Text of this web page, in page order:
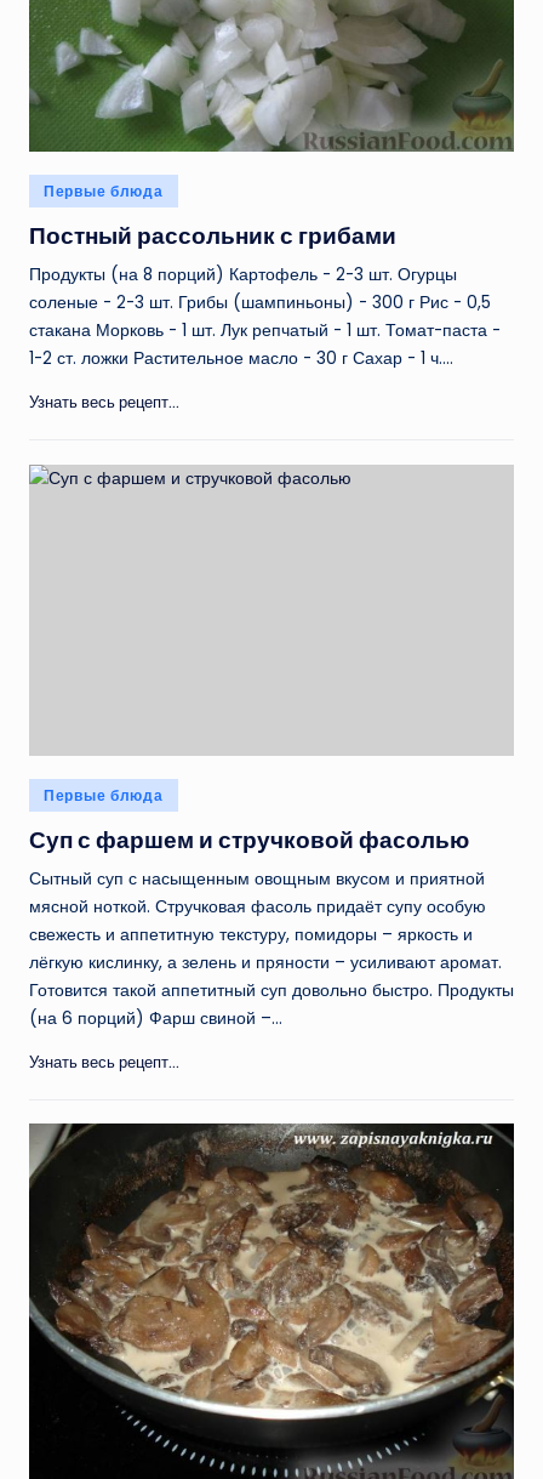
Опубликовано
в
Первые блюда
Постный рассольник с грибами
Продукты (на 8 порций) Картофель - 2-3 шт. Огурцы
соленые - 2-3 шт. Грибы (шампиньоны) - 300 г Рис - 0,5
стакана Морковь - 1 шт. Лук репчатый - 1 шт. Томат-паста -
1-2 ст. ложки Растительное масло - 30 г Сахар - 1 ч.…
Узнать весь рецепт...
Опубликовано
в
Первые блюда
Суп с фаршем и стручковой фасолью
Сытный суп с насыщенным овощным вкусом и приятной
мясной ноткой. Стручковая фасоль придаёт супу особую
свежесть и аппетитную текстуру, помидоры – яркость и
лёгкую кислинку, а зелень и пряности – усиливают аромат.
Готовится такой аппетитный суп довольно быстро. Продукты
(на 6 порций) Фарш свиной –…
Узнать весь рецепт...